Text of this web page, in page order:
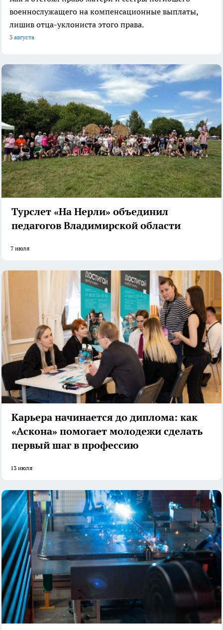
военнослужащего на компенсационные выплаты,
лишив отца-уклониста этого права.
3 августа
Турслет «На Нерли» объединил
педагогов Владимирской области
7 июля
Карьера начинается до диплома: как
«Аскона» помогает молодежи сделать
первый шаг в профессию
13 июля